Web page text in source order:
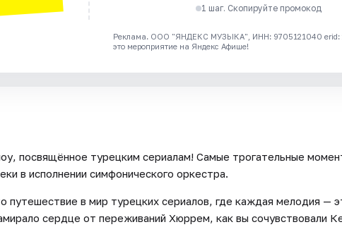
1 шаг. Скопируйте промокод
Реклама. ООО "ЯНДЕКС МУЗЫКА", ИНН: 9705121040 erid:
это мероприятие на Яндекс Афише!
посвящённое турецким сериалам! Самые трогательные
в исполнении симфонического оркестра.
путешествие в мир турецких сериалов, где каждая мелодия —
сердце от переживаний Хюррем, как вы сочувствовали